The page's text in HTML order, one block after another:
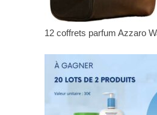
12 coffrets parfum Azzaro